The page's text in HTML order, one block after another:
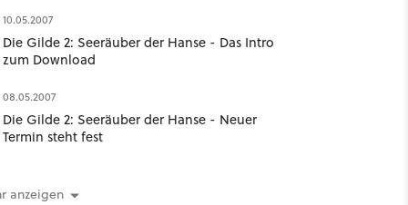
10.05.2007
Die Gilde 2: Seeräuber der Hanse - Das Intro
zum Download
08.05.2007
Die Gilde 2: Seeräuber der Hanse - Neuer
Termin steht fest
anzeigen